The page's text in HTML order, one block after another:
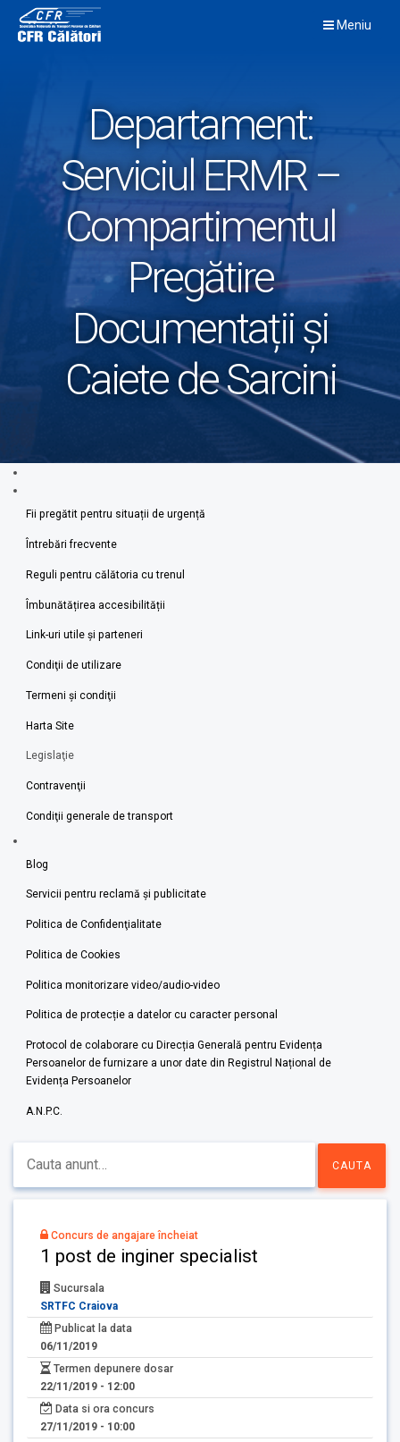
content
Meniu
Departament:
Serviciul ERMR –
Compartimentul
Pregătire
Documentații și
Caiete de Sarcini
Fii pregătit pentru situații de urgență
Întrebări frecvente
Reguli pentru călătoria cu trenul
Îmbunătățirea accesibilității
Link-uri utile şi parteneri
Condiţii de utilizare
Termeni şi condiţii
Harta Site
Legislaţie
Contravenţii
Condiţii generale de transport
Blog
Servicii pentru reclamă și publicitate
Politica de Confidenţialitate
Politica de Cookies
Politica monitorizare video/audio-video
Politica de protecție a datelor cu caracter personal
Protocol de colaborare cu Direcția Generală pentru Evidența
Persoanelor de furnizare a unor date din Registrul Național de
Evidența Persoanelor
A.N.P.C.
Concurs de angajare încheiat
1 post de inginer specialist
Sucursala
SRTFC Craiova
Publicat la data
06/11/2019
Termen depunere dosar
22/11/2019 - 12:00
Data si ora concurs
27/11/2019 - 10:00